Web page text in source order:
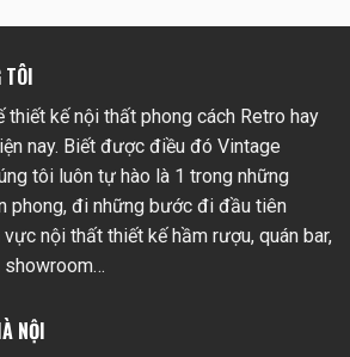
TÔI
thiết kế nội thất phong cách Retro hay
nay. Biết được điều đó Vintage
tôi luôn tự hào là 1 trong những
phong, đi những bước đi đầu tiên
nội thất thiết kế hầm rượu, quán bar,
showroom…
NỘI